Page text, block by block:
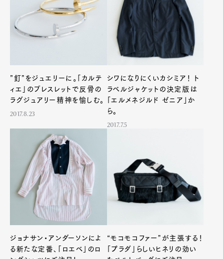
”釘”をジュエリーに。「カルテ
ィエ」のブレスレットで反骨の
ラグジュアリー精神を愉しむ。
2017.8.23
シワになりにくいカシミア！ ト
ラベルジャケットの決定版は
「エルメネジルド ゼニア」か
ら。
2017.7.5
ジョナサン・アンダーソンによ
る新たな定番、「ロエベ」のロ
“モコモコファー”が主張する！
「プラダ」らしいヒネリの効い